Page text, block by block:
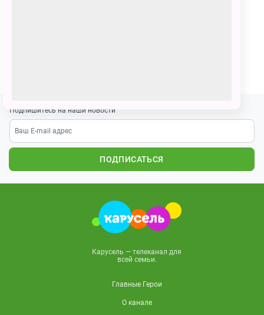
Подпишитесь на наши новости
ПОДПИСАТЬСЯ
Карусель — телеканал для
всей семьи.
Главные Герои
О канале